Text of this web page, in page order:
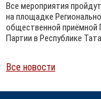
Все мероприятия
на площадке
общественной приёмной
Партии в Республике
Все новости